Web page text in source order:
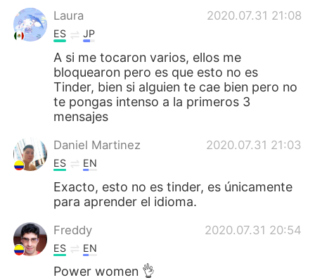
Laura 2020.07.31 21:08
ES JP
A si me tocaron varios, ellos me
bloquearon pero es que esto no es
Tinder, bien si alguien te cae bien pero no
te pongas intenso a la primeros 3
mensajes
Daniel Martinez 2020.07.31 21:03
ES EN
Exacto, esto no es tinder, es únicamente
para aprender el idioma.
Freddy 2020.07.31 20:54
ES EN
Power women 👌